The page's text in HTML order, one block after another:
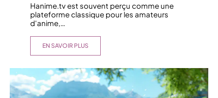
Hanime.tv est souvent perçu comme une
plateforme classique pour les amateurs
d'anime,…
EN SAVOIR PLUS